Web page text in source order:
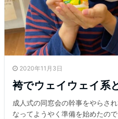
2020年11月3日
袴でウェイウェイ系
成人式の同窓会の幹事をやらさ
なってようやく準備を始めたの